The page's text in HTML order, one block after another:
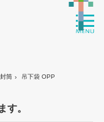
筒 › 吊下袋 OPP
す。